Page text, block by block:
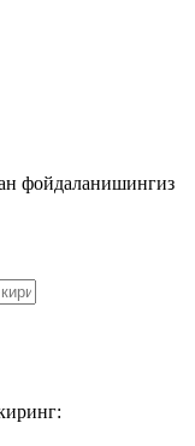
фойдаланишингиз